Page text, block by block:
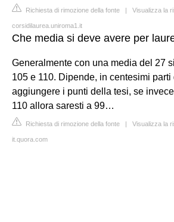
Richiesta di rimozione della fonte | Visualizza la
corsidilaurea.uniroma1.it
Che media si deve avere per
Generalmente con una media del 27
105 e 110. Dipende, in centesimi
aggiungere i punti della tesi, se
110 allora saresti a 99…
Richiesta di rimozione della fonte | Visualizza la
it.quora.com